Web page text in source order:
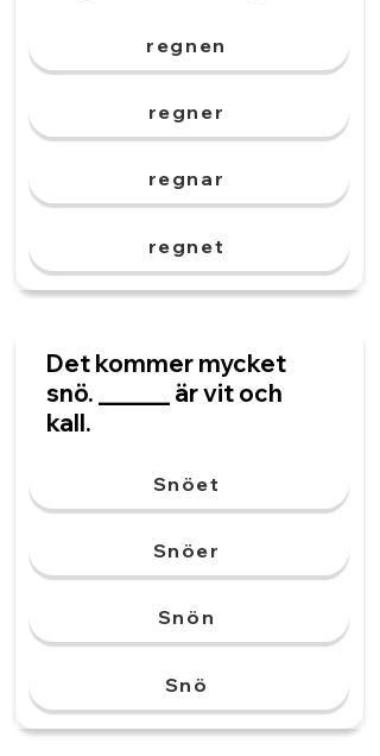
regnen
regner
regnar
regnet
Det kommer mycket
snö. ______ är vit och
kall.
Snöet
Snöer
Snön
Snö